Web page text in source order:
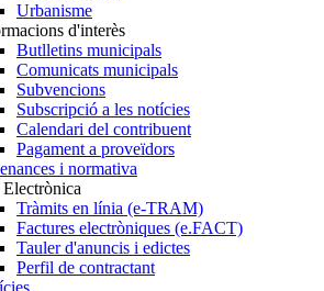
Urbanisme
d'interès
Butlletins municipals
Comunicats municipals
Subvencions
Subscripció a les notícies
Calendari del contribuent
Pagament a proveïdors
i normativa
Electrònica
Tràmits en línia (e-TRAM)
Factures electròniques (e.FACT)
Tauler d'anuncis i edictes
Perfil de contractant